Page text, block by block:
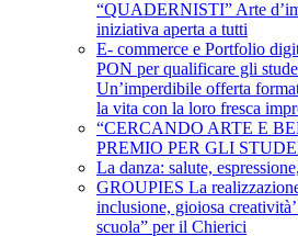
“QUADERNISTI” Arte
iniziativa aperta a tutti
E- commerce e Portfolio
PON per qualificare gli
Un’imperdibile offerta
la vita con la loro fresca
“CERCANDO ARTE E
PREMIO PER GLI
La danza: salute,
GROUPIES La
inclusione, gioiosa
scuola” per il Chierici